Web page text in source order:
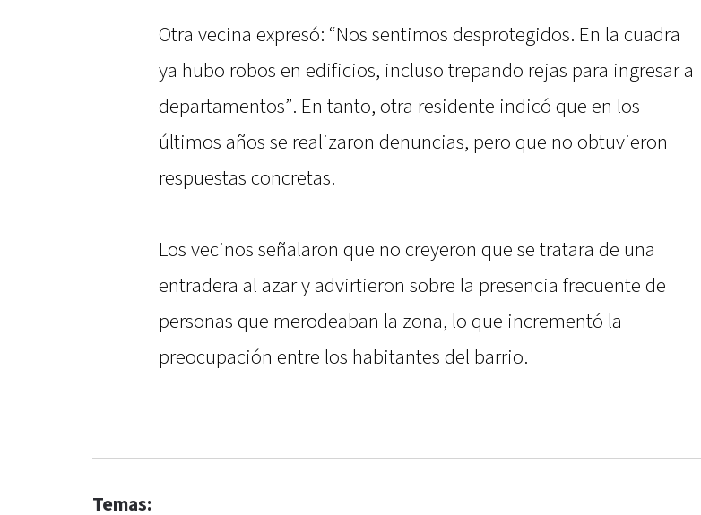
Otra vecina expresó: “Nos sentimos desprotegidos. En la cuadra
ya hubo robos en edificios, incluso trepando rejas para ingresar a
departamentos”. En tanto, otra residente indicó que en los
últimos años se realizaron denuncias, pero que no obtuvieron
respuestas concretas.
Los vecinos señalaron que no creyeron que se tratara de una
entradera al azar y advirtieron sobre la presencia frecuente de
personas que merodeaban la zona, lo que incrementó la
preocupación entre los habitantes del barrio.
Temas: